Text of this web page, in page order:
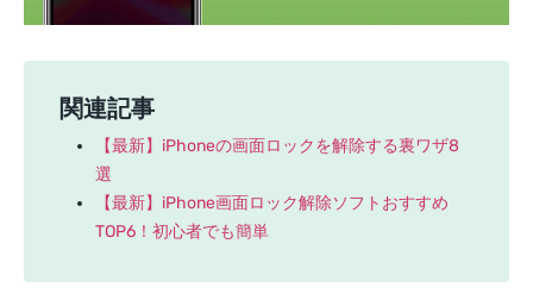
関連記事
【最新】iPhoneの画面ロックを解除する裏ワザ8
選
【最新】iPhone画面ロック解除ソフトおすすめ
TOP6！初心者でも簡単